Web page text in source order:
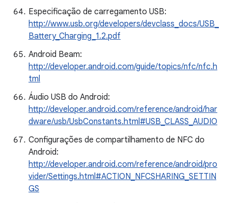
Especificação de carregamento USB:
http://www.usb.org/developers/devclass_docs/USB_
Battery_Charging_1.2.pdf
Android Beam:
http://developer.android.com/guide/topics/nfc/nfc.h
tml
Áudio USB do Android:
http://developer.android.com/reference/android/har
dware/usb/UsbConstants.html#USB_CLASS_AUDIO
Configurações de compartilhamento de NFC do
Android:
http://developer.android.com/reference/android/pro
vider/Settings.html#ACTION_NFCSHARING_SETTIN
GS